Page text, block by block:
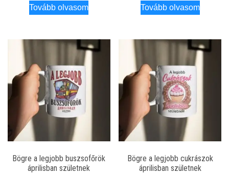
Tovább olvasom Tovább olvasom
Bögre a legjobb buszsofőrök
áprilisban születnek
Bögre a legjobb cukrászok
áprilisban születnek